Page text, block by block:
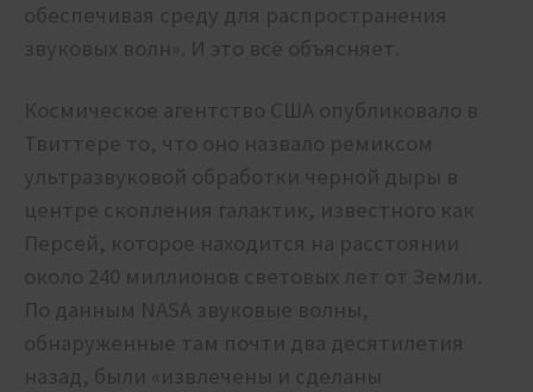
обеспечивая среду для распространения
звуковых волн». И это всё объясняет.
Космическое агентство США опубликовало в
Твиттере то, что оно назвало ремиксом
ультразвуковой обработки черной дыры в
центре скопления галактик, известного как
Персей, которое находится на расстоянии
около 240 миллионов световых лет от Земли.
По данным NASA звуковые волны,
обнаруженные там почти два десятилетия
назад, были «извлечены и сделаны